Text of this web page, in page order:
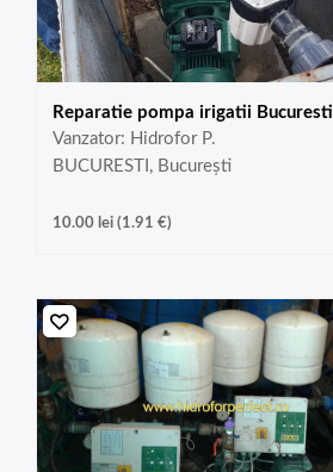
Reparatie pompa irigatii
Vanzator: Hidrofor P.
BUCURESTI, București
10.00 lei(1.91 €)